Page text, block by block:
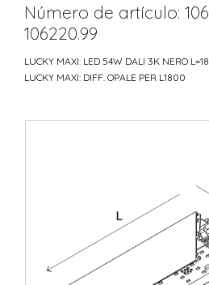
Número de artículo:
106220.99
LUCKY MAXI: LED 54W DALI 3K NERO
LUCKY MAXI: DIFF. OPALE PER L1800